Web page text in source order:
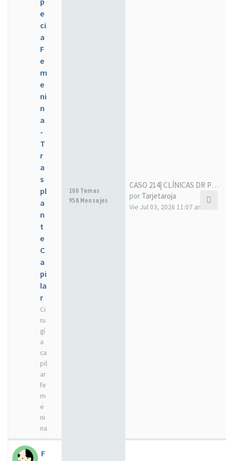
e
ci
a
F
e
m
e
ni
n
a
-
T
r
a
s
pl
a
n
t
e
C
a
pi
la
r
Ci
ru
gí
a
ca
pil
ar
fe
m
e
ni
na
100 Temas
958 Mensajes
CASO 214| CLÍNICAS DR PELO| I…
por Tarjetaroja
Vie Jul 03, 2026 11:07 am
F